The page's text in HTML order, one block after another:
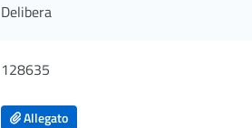
Delibera
128635
Allegato